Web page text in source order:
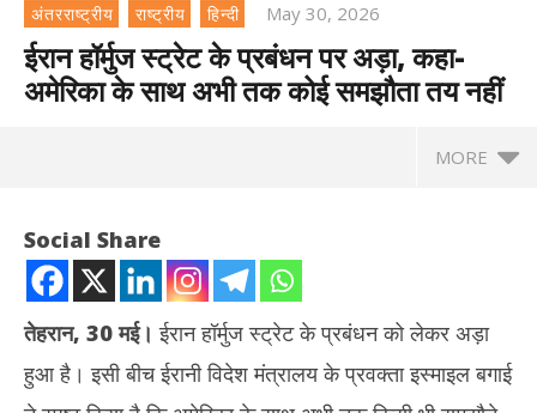
अंतरराष्ट्रीय राष्ट्रीय हिन्दी May 30, 2026
ईरान हॉर्मुज स्ट्रेट के प्रबंधन पर अड़ा, कहा-
अमेरिका के साथ अभी तक कोई समझौता तय नहीं
MORE
Social Share
तेहरान, 30 मई। ईरान हॉर्मुज स्ट्रेट के प्रबंधन को लेकर अड़ा
हुआ है। इसी बीच ईरानी विदेश मंत्रालय के प्रवक्ता इस्माइल बगाई